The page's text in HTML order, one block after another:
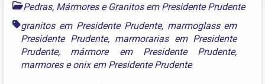
Pedras, Mármores e Granitos em Presidente Prudente
granitos em Presidente Prudente, marmoglass em
Presidente Prudente, marmorarias em Presidente
Prudente, mármore em Presidente Prudente,
marmoreseonix em Presidente Prudente